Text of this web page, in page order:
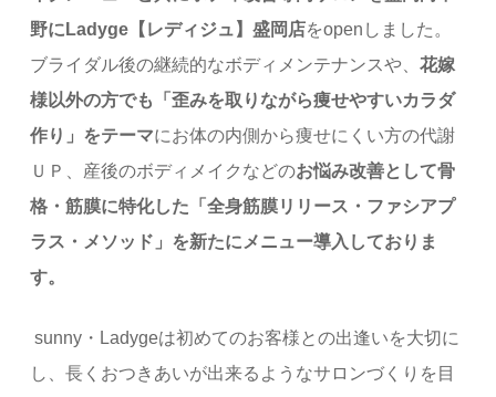
野にLadyge【レディジュ】盛岡店をopenしました。
ブライダル後の継続的なボディメンテナンスや、花嫁
様以外の方でも「歪みを取りながら痩せやすいカラダ
作り」をテーマにお体の内側から痩せにくい方の代謝
ＵＰ、産後のボディメイクなどのお悩み改善として骨
格・筋膜に特化した「全身筋膜リリース・ファシアプ
ラス・メソッド」を新たにメニュー導入しておりま
す。
sunny・Ladygeは初めてのお客様との出逢いを大切に
し、長くおつきあいが出来るようなサロンづくりを目